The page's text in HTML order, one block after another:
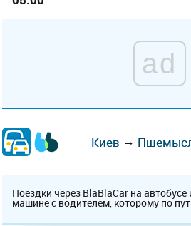
ad
Киев →
Поездки через BlaBlaCar на автобусе
машине с водителем, которому по